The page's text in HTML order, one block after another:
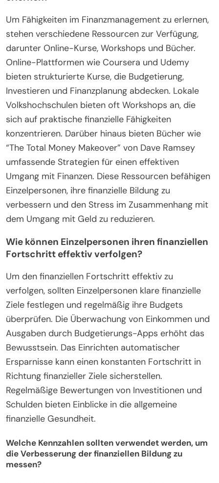
Themen mit Gleichgesinnten oder das Einholen von
Ratschlägen von Finanzprofis das Verständnis
vertiefen und verschiedene Perspektiven bieten.
Welche Ressourcen stehen zur Verfügung, um
Fähigkeiten im Finanzmanagement zu
erlernen?
Um Fähigkeiten im Finanzmanagement zu erlernen,
stehen verschiedene Ressourcen zur Verfügung,
darunter Online-Kurse, Workshops und Bücher.
Online-Plattformen wie Coursera und Udemy
bieten strukturierte Kurse, die Budgetierung,
Investieren und Finanzplanung abdecken. Lokale
Volkshochschulen bieten oft Workshops an, die
sich auf praktische finanzielle Fähigkeiten
“The Total Money Makeover” von Dave Ramsey
umfassende Strategien für einen effektiven
Umgang mit Finanzen. Diese Ressourcen befähigen
Einzelpersonen, ihre finanzielle Bildung zu
verbessern und den Stress im Zusammenhang mit
dem Umgang mit Geld zu reduzieren.
Wie können Einzelpersonen ihren finanziellen
Fortschritt effektiv verfolgen?
Um den finanziellen Fortschritt effektiv zu
verfolgen, sollten Einzelpersonen klare finanzielle
Ziele festlegen und regelmäßig ihre Budgets
überprüfen. Die Überwachung von Einkommen und
Bewusstsein. Das Einrichten automatischer
Ersparnisse kann einen konstanten Fortschritt in